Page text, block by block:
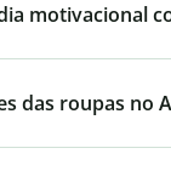
motivacional
das roupas no